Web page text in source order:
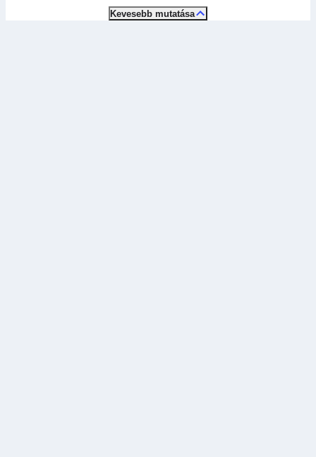
Kevesebb mutatása